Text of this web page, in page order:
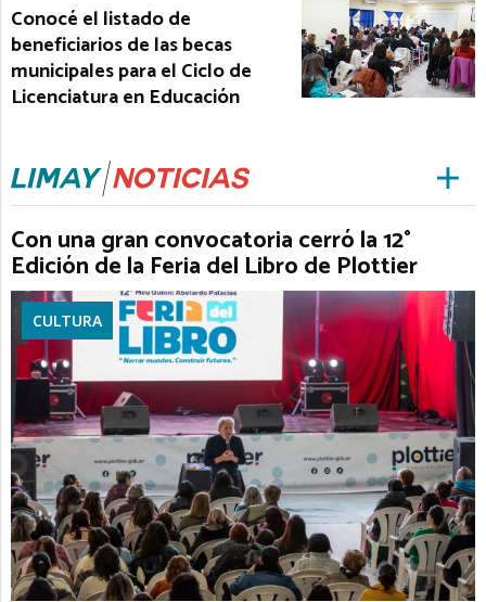
Conocé el listado de
beneficiarios de las becas
municipales para el Ciclo de
Licenciatura en Educación
Con una gran convocatoria cerró la 12°
Edición de la Feria del Libro de Plottier
CULTURA